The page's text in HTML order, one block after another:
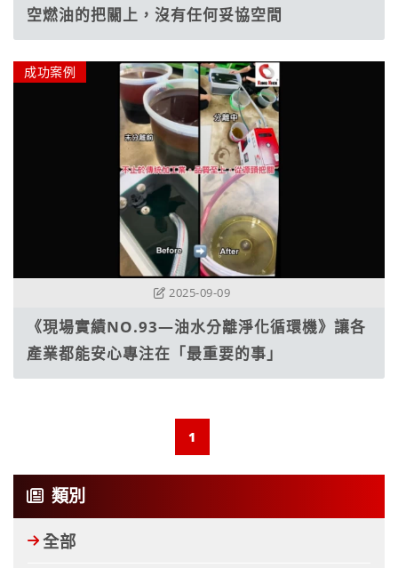
類別
全部
空燃油的把關上，沒有任何妥協空間
成功案例
2025-09-09
《現場實績NO.93—油水分離淨化循環機》讓各
產業都能安心專注在「最重要的事」
1